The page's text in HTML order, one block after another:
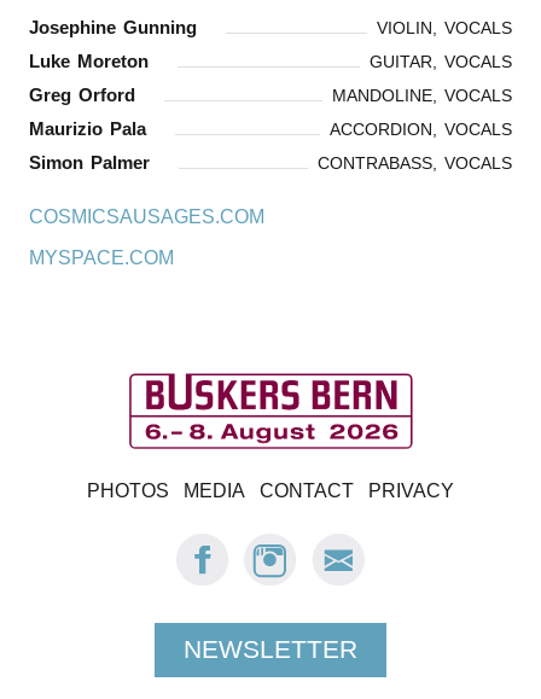
Josephine Gunning
VIOLIN, VOCALS
Luke Moreton GUITAR, VOCALS
Greg Orford MANDOLINE, VOCALS
Maurizio Pala ACCORDION, VOCALS
Simon Palmer CONTRABASS, VOCALS
COSMICSAUSAGES.COM
MYSPACE.COM
B
s
k
e
PHOTOS MEDIA CONTACT PRIVACY
FACEBOOK:
BUSKERS
INSTAGRAM:
BUSKERS
E-
MAIL
BERN
NEWSLETTER